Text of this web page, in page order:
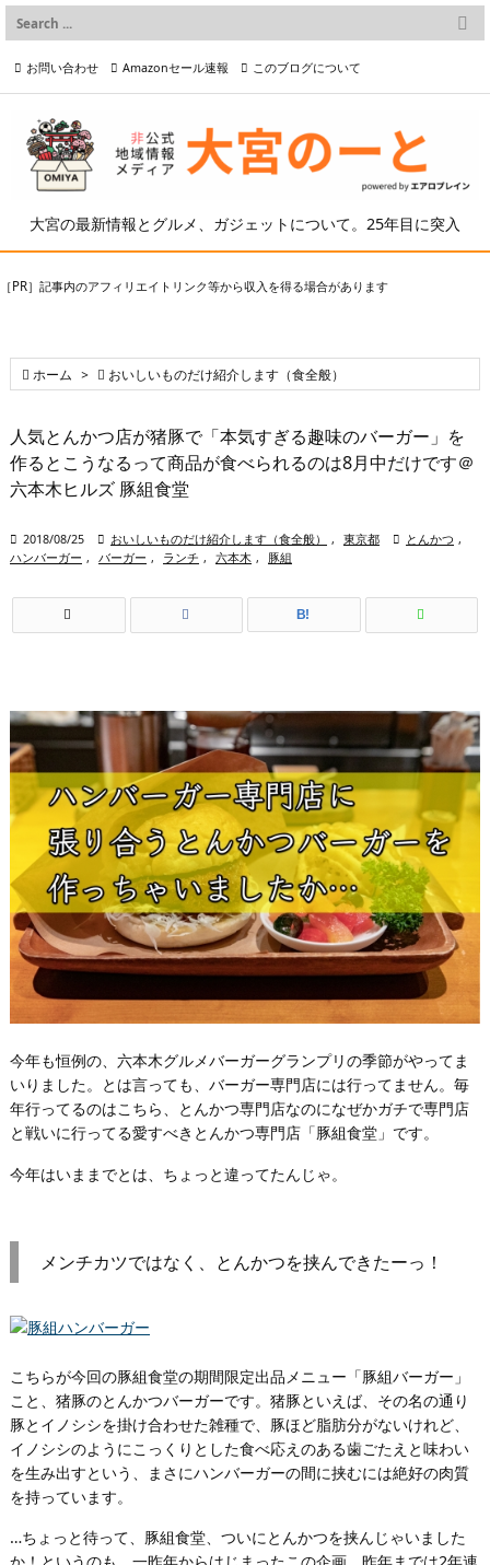
大宮の最新情報とグルメ、ガジェットについて。25年目に突入

メニュー

検索
お問い合わせ Amazonセール速報 このブログについて
プライバシーポリシー等
［PR］記事内のアフィリエイトリンク等から収入を得る場合があります
 ホーム >  おいしいものだけ紹介します（食全般）
人気とんかつ店が猪豚で「本気すぎる趣味のバーガー」を
作るとこうなるって商品が食べられるのは8月中だけです＠
六本木ヒルズ 豚組食堂
 2018/08/25  おいしいものだけ紹介します（食全般） , 東京都  とんかつ ,
ハンバーガー , バーガー , ランチ , 六本木 , 豚組
B!
今年も恒例の、六本木グルメバーガーグランプリの季節がやってま
いりました。とは言っても、バーガー専門店には行ってません。毎
年行ってるのはこちら、とんかつ専門店なのになぜかガチで専門店
と戦いに行ってる愛すべきとんかつ専門店「豚組食堂」です。
今年はいままでとは、ちょっと違ってたんじゃ。
メンチカツではなく、とんかつを挟んできたーっ！
こちらが今回の豚組食堂の期間限定出品メニュー「豚組バーガー」
こと、猪豚のとんかつバーガーです。猪豚といえば、その名の通り
豚とイノシシを掛け合わせた雑種で、豚ほど脂肪分がないけれど、
イノシシのようにこっくりとした食べ応えのある歯ごたえと味わい
を生み出すという、まさにハンバーガーの間に挟むには絶好の肉質
を持っています。
…ちょっと待って、豚組食堂、ついにとんかつを挟んじゃいました